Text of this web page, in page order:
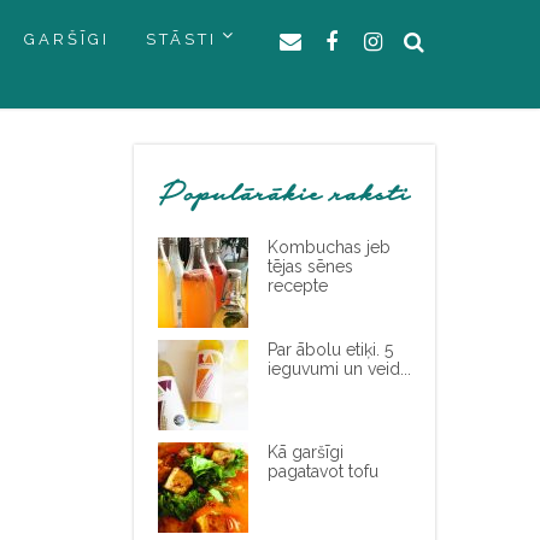
GARŠĪGI STĀSTI
Populārākie raksti
Kombuchas jeb
tējas sēnes
recepte
Par ābolu etiķi. 5
ieguvumi un veid...
Kā garšīgi
pagatavot tofu